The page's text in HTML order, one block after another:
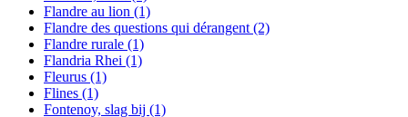
Flandre au lion (1)
Flandre des questions qui dérangent (2)
Flandre rurale (1)
Flandria Rhei (1)
Fleurus (1)
Flines (1)
Fontenoy, slag bij (1)